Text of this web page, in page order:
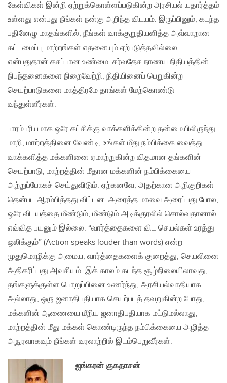
கேள்விகள் இன்றி ஏற்றுக்கொள்ளப்படுகின்ற அரசியல் யதார்த்தம்
உள்ளது என்பது நீங்கள் நன்கு அறிந்த விடயம். இருப்பினும், கடந்த
பதினேழு மாதங்களில், நீங்கள் வாக்குறுதியளித்த அவ்வாறான
கட்டமைப்பு மாற்றங்கள் எதனையும் ஏற்படுத்தவில்லை
என்பதுதான் கசப்பான உண்மை. சர்வதேச நாணய நிதியத்தின்
நிபந்தனைகளை நிறைவேற்றி, நிதியினைப் பெறுகின்ற
செயற்பாடுகளை மாத்திரமே தாங்கள் மேற்கொண்டு
வந்துள்ளீர்கள்.
பாரம்பரியமாக ஒரே கட்சிக்கு வாக்களிக்கின்ற தன்மையிலிருந்து
மாறி, மாற்றத்தினை வேண்டி, உங்கள் மீது நம்பிக்கை வைத்து
வாக்களித்த மக்களினை ஏமாற்றுகின்ற விதமான தங்களின்
செயற்பாடு, மாற்றத்தின் மீதான மக்களின் நம்பிக்கையை
அற்றுப்போகச் செய்துவிடும். ஏற்கனவே, அதற்கான அறிகுறிகள்
தென்பட ஆரம்பித்தது விட்டன. அரைத்த மாவை அரைப்பது போல,
ஒரே விடயத்தை மீண்டும், மீண்டும் அடிக்குரலில் சொல்வதானால்
எவ்வித பயனும் இல்லை. “வார்த்தைகளை விட செயல்கள் உரத்து
ஒலிக்கும்” (Action speaks louder than words) என்ற
முதுமொழிக்கு அமைய, வார்த்தைகளைக் குறைத்து, செயலினை
அதிகரிப்பது அவசியம். இக் காலம் கடந்த சூழ்நிலையிலாவது,
தங்களுக்குள்ள பொறுப்பினை உணர்ந்து, அரசியல்வாதியாக
அல்லாது, ஒரு ஜனாதிபதியாக செயற்படத் தவறுகின்ற போது,
மக்களின் ஆணையை மீறிய ஜனாதிபதியாக மட்டுமல்லாது,
மாற்றத்தின் மீது மக்கள் கொண்டிருந்த நம்பிக்கையை அழித்த
அநுரவாகவும் நீங்கள் வரலாற்றில் இடம்பெறுவீர்கள்.
ஐங்கரன் குகதாசன்